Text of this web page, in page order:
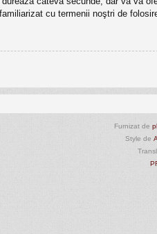
cu termenii noştri de
Furnizat de
Style de